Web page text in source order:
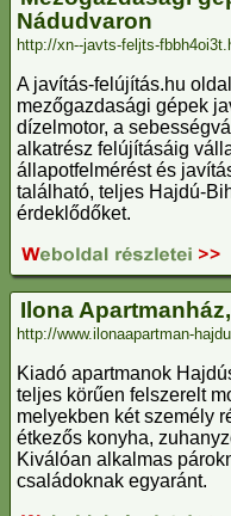
Nádudvaron
http://xn--javts-feljts-
A javítás-felújítás.hu
mezőgazdasági gépek
dízelmotor, a
alkatrész felújításáig
állapotfelmérést és
található, teljes Hajdú-
érdeklődőket.
Ilona
http://www.ilonaapartman-
Kiadó apartmanok
teljes körűen felszerelt
melyekben két személy
étkezős konyha,
Kiválóan alkalmas
családoknak egyaránt.